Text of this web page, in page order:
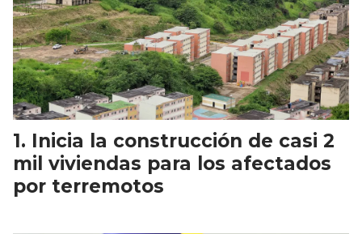
Inicia la construcción de casi 2
mil viviendas para los afectados
por terremotos